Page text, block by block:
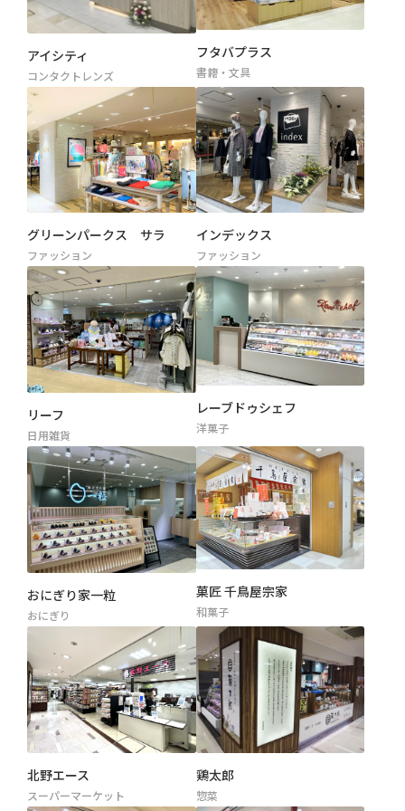
アイシティ
コンタクトレンズ
フタバプラス
書籍・文具
グリーンパークス サラ
ファッション
インデックス
ファッション
リーフ
日用雑貨
レーブドゥシェフ
洋菓子
おにぎり家一粒
おにぎり
菓匠 千鳥屋宗家
和菓子
北野エース
スーパーマーケット
鶏太郎
惣菜